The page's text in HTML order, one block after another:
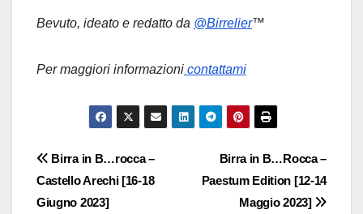
Bevuto, ideato e redatto da @Birrelier™
Per maggiori informazioni contattami
Navigazione
articoli
Birra in B…Rocca –
Paestum Edition [12-14
Maggio 2023]
Birra in B…rocca –
Castello Arechi [16-18
Giugno 2023]